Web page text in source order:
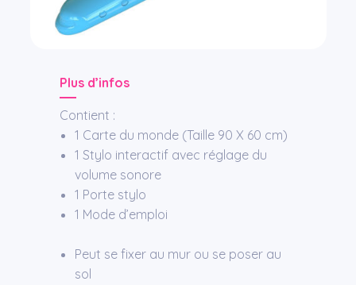
Plus d’infos
Contient :
1 Carte du monde (Taille 90 X 60 cm)
1 Stylo interactif avec réglage du
volume sonore
1 Porte stylo
1 Mode d’emploi
Peut se fixer au mur ou se poser au
sol